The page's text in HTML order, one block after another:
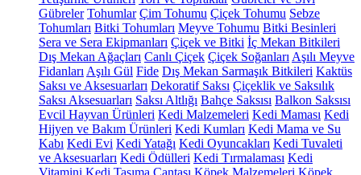
Gübreler Tohumlar Çim Tohumu Çiçek Tohumu Sebze
Tohumları Bitki Tohumları Meyve Tohumu Bitki Besinleri
Sera ve Sera Ekipmanları Çiçek ve Bitki İç Mekan Bitkileri
Dış Mekan Ağaçları Canlı Çiçek Çiçek Soğanları Aşılı Meyve
Fidanları Aşılı Gül Fide Dış Mekan Sarmaşık Bitkileri Kaktüs
Saksı ve Aksesuarları Dekoratif Saksı Çiçeklik ve Saksılık
Saksı Aksesuarları Saksı Altlığı Bahçe Saksısı Balkon Saksısı
Evcil Hayvan Ürünleri Kedi Malzemeleri Kedi Maması Kedi
Hijyen ve Bakım Ürünleri Kedi Kumları Kedi Mama ve Su
Kabı Kedi Evi Kedi Yatağı Kedi Oyuncakları Kedi Tuvaleti
ve Aksesuarları Kedi Ödülleri Kedi Tırmalaması Kedi
Vitamini Kedi Taşıma Çantası Köpek Malzemeleri Köpek